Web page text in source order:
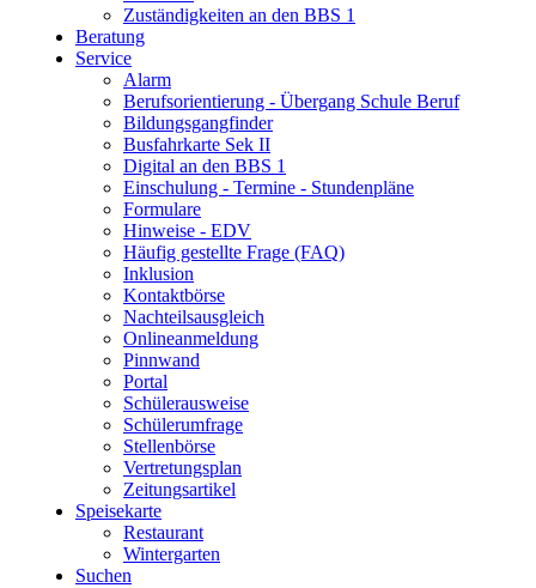
Zuständigkeiten an den BBS 1
Beratung
Service
Alarm
Berufsorientierung - Übergang Schule Beruf
Bildungsgangfinder
Busfahrkarte Sek II
Digital an den BBS 1
Einschulung - Termine - Stundenpläne
Formulare
Hinweise - EDV
Häufig gestellte Frage (FAQ)
Inklusion
Kontaktbörse
Nachteilsausgleich
Onlineanmeldung
Pinnwand
Portal
Schülerausweise
Schülerumfrage
Stellenbörse
Vertretungsplan
Zeitungsartikel
Speisekarte
Restaurant
Wintergarten
Suchen